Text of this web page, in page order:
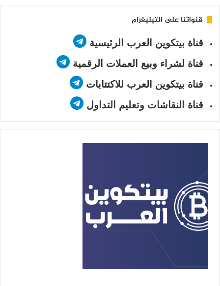
قنواتنا على التيليغرام
قناة بيتكوين العرب الرئيسية
قناة لشراء وبيع العملات الرقمية
قناة بيتكوين العرب للاكتتابات
قناة النقاشات وتعليم التداول